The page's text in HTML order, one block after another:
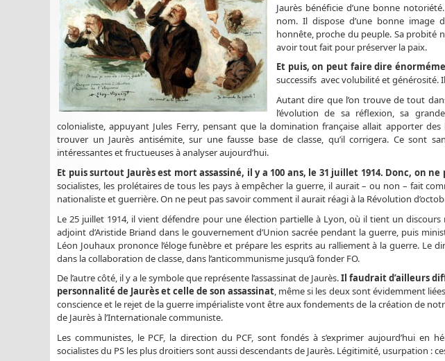
Jaurès bénéficie d’une bonne
nom. Il dispose d’une bonne image
honnête, proche du peuple. Sa probité
avoir tout fait pour préserver la paix.
Et puis, on peut faire dire
successifs avec volubilité et générosité.
Autant dire que l’on trouve de tout
l’évolution de sa réflexion, sa
colonialiste, appuyant Jules Ferry, pensant que la domination française allait apporter
trouver un Jaurès antisémite, sur une fausse base de classe, qu’il corrigera. Ce sont
intéressantes et fructueuses à analyser aujourd’hui.
Et puis surtout Jaurès est mort assassiné, il y a 100 ans, le 31 juillet 1914. Donc, on ne
socialistes, les prolétaires de tous les pays à empêcher la guerre, il aurait – ou non – fait
nationaliste et guerrière. On ne peut pas savoir comment il aurait réagi à la Révolution
Le 25 juillet 1914, il vient défendre pour une élection partielle à Lyon, où il tient un
adjoint d’Aristide Briand dans le gouvernement d’Union sacrée pendant la guerre, puis
Léon Jouhaux prononce l’éloge funèbre et prépare les esprits au ralliement à la guerre. Le
dans la collaboration de classe, dans l’anticommunisme jusqu’à fonder FO.
De l’autre côté, il y a le symbole que représente l’assassinat de Jaurès.Il faudrait d’ailleurs
personnalité de Jaurès et celle de son assassinat, même si les deux sont évidemment
conscience et le rejet de la guerre impérialiste vont être aux fondements de la création de
de Jaurès à l’Internationale communiste.
Les communistes, le PCF, la direction du PCF, sont fondés à s’exprimer aujourd’hui en
socialistes du PS les plus droitiers sont aussi descendants de Jaurès. Légitimité, usurpation :